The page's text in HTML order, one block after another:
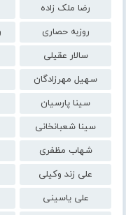
رضا ملک زاده
روزبه حصاری
سالار عقیلی
سهیل مهرزادگان
سینا پارسیان
سینا شعبانخانی
شهاب مظفری
علی زند وکیلی
علی یاسینی